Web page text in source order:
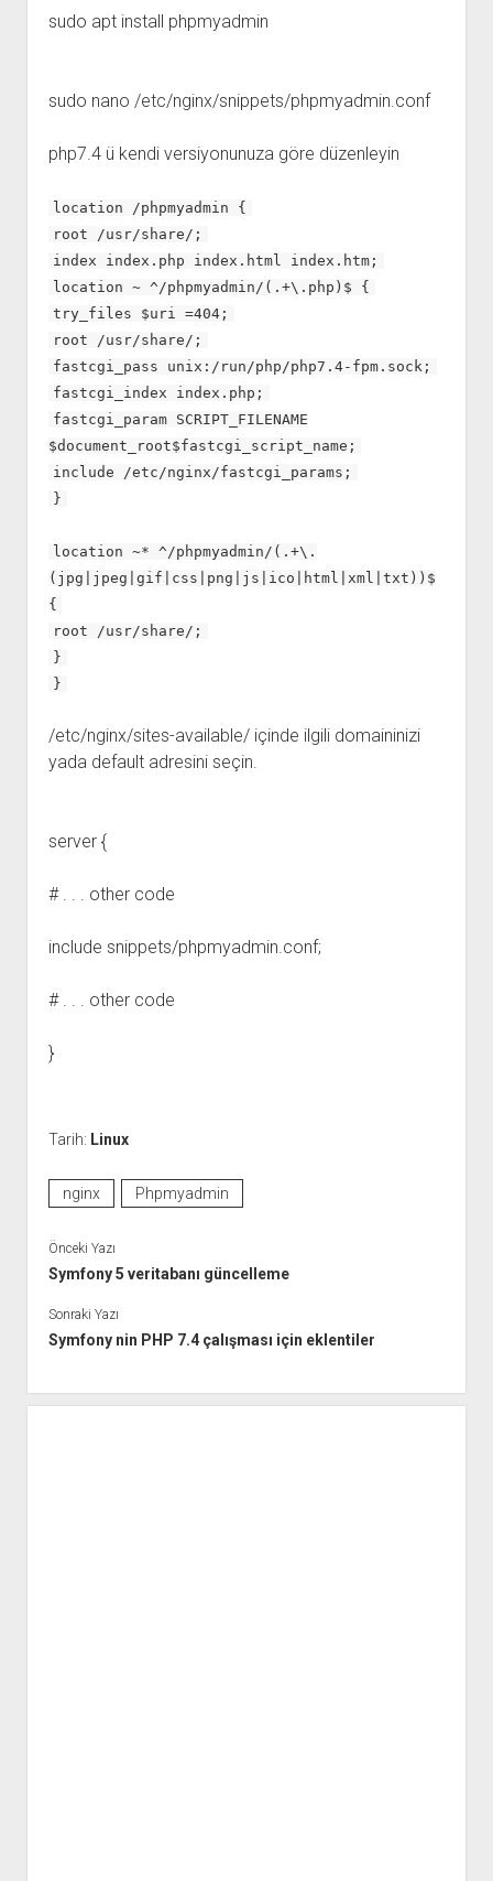
sudo apt install phpmyadmin
sudo nano /etc/nginx/snippets/phpmyadmin.conf
php7.4 ü kendi versiyonunuza göre düzenleyin
location /phpmyadmin {
root /usr/share/;
index index.php index.html index.htm;
location ~ ^/phpmyadmin/(.+\.php)$ {
try_files $uri =404;
root /usr/share/;
fastcgi_pass unix:/run/php/php7.4-fpm.sock;
fastcgi_index index.php;
fastcgi_param SCRIPT_FILENAME
$document_root$fastcgi_script_name;
include /etc/nginx/fastcgi_params;
}
location ~* ^/phpmyadmin/(.+\.
(jpg|jpeg|gif|css|png|js|ico|html|xml|txt))$
{
root /usr/share/;
}
}
/etc/nginx/sites-available/ içinde ilgili domaininizi
yada default adresini seçin.
server {
# . . . other code
include snippets/phpmyadmin.conf;
# . . . other code
}
Tarih: Linux
nginx Phpmyadmin
Önceki Yazı
Symfony 5 veritabanı güncelleme
Sonraki Yazı
Symfony nin PHP 7.4 çalışması için eklentiler